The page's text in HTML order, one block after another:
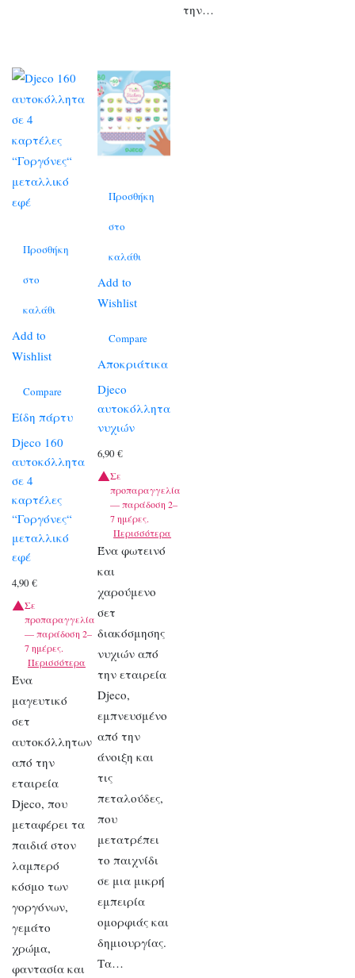
την…
Προσθήκη
στο
καλάθι
Add to
Wishlist
Compare
Είδη πάρτυ
Djeco 160
αυτοκόλλητα
σε 4
καρτέλες
“Γοργόνες“
μεταλλικό
εφέ
4,90 €
Σε
προπαραγγελία
— παράδοση 2–
7 ημέρες.
Περισσότερα
Ένα
μαγευτικό
σετ
αυτοκόλλητων
από την
εταιρεία
Djeco, που
μεταφέρει τα
παιδιά στον
λαμπερό
κόσμο των
γοργόνων,
γεμάτο
χρώμα,
φαντασία και
Προσθήκη
στο
καλάθι
Add to
Wishlist
Compare
Αποκριάτικα
Djeco
αυτοκόλλητα
νυχιών
6,90€
Σε
προπαραγγελία
— παράδοση 2–
7 ημέρες.
Περισσότερα
Ένα φωτεινό
και
χαρούμενο
σετ
διακόσμησης
νυχιών από
την εταιρεία
Djeco,
εμπνευσμένο
από την
άνοιξη και
τις
πεταλούδες,
που
μετατρέπει
το παιχνίδι
σε μια μικρή
εμπειρία
ομορφιάς και
δημιουργίας.
Τα…